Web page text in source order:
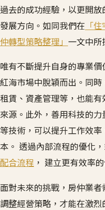
過去的成功經驗，以更開
發展方向。如同我們在 「
仲轉型策略整理」 一文中所
唯有不斷提升自身的專業
紅海市場中脫穎而出。同
租賃、資產管理等，也能
來源。此外，善用科技的
等技術，可以提升工作效
本。 透過內部流程的優化
配合流程 ， 建立更有效率
面對未來的挑戰，房仲業
調整經營策略，才能在激